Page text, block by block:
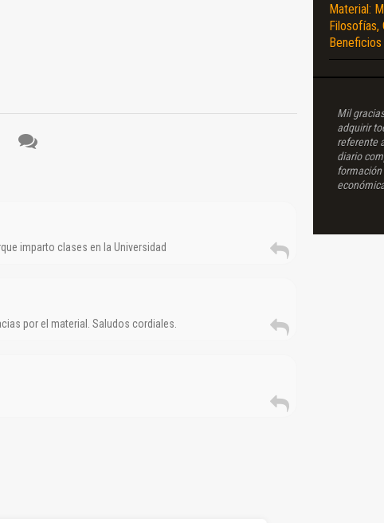
imparto clases en la Universidad
por el material. Saludos cordiales.
Material:
Filosofías,
Beneficios
Mil
adquirir
referente
diario